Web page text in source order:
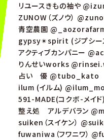
リユースきもの袖や
ZUNOW（ズノウ）
青空農園
gypsy✴︎spirit (ジプシー
アクティブカンパニー
りんせいworks
占い 優 @tubo_kato
ilum (イルム) @ilum_mo
591-MADE(コクボ-メイ
整え処 アルデバラン
suiken（スイケン）
fuwaniwa（フワニワ）